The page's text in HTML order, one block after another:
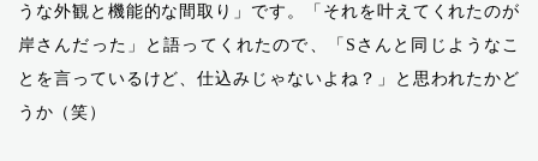
うな外観と機能的な間取り」です。「それを叶えてくれたのが
岸さんだった」と語ってくれたので、「Sさんと同じようなこ
とを言っているけど、仕込みじゃないよね？」と思われたかど
うか（笑）